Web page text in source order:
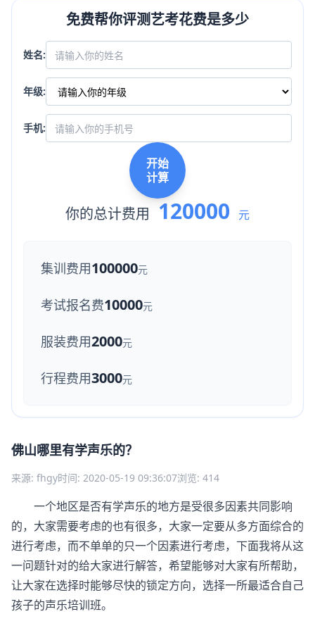
免费帮你评测艺考花费是多少
姓名:
年级:
手机:
开始
计算
你的总计费用 120000 元
集训费用100000元
考试报名费10000元
服装费用2000元
行程费用3000元
佛山哪里有学声乐的？
来源: fhgy时间: 2020-05-19 09:36:07浏览: 414
一个地区是否有学声乐的地方是受很多因素共同影响
的，大家需要考虑的也有很多，大家一定要从多方面综合的
进行考虑，而不单单的只一个因素进行考虑，下面我将从这
一问题针对的给大家进行解答，希望能够对大家有所帮助，
让大家在选择时能够尽快的锁定方向，选择一所最适合自己
孩子的声乐培训班。